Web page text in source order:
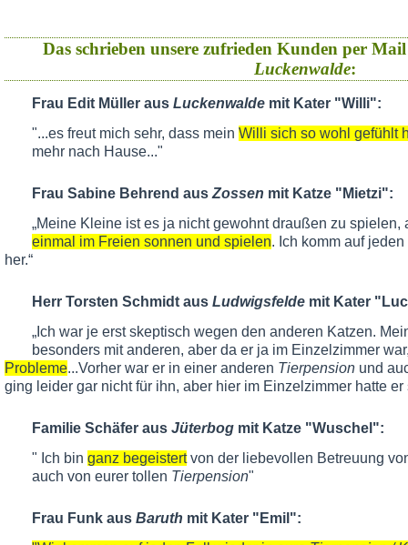
Das schrieben unsere zufrieden Kunden per
Luckenwalde:
Frau Edit Müller aus Luckenwalde mit Kater "Willi":
"...es freut mich sehr, dass mein Willi sich so wohl gefühlt
mehr nach Hause..."
Frau Sabine Behrend aus Zossen mit Katze "Mietzi":
„Meine Kleine ist es ja nicht gewohnt draußen zu spielen,
einmal im Freien sonnen und spielen. Ich komm auf
her.“
Herr Torsten Schmidt aus Ludwigsfelde mit Kater
„Ich war je erst skeptisch wegen den anderen Katzen.
besonders mit anderen, aber da er ja im Einzelzimmer
Probleme...Vorher war er in einer anderen Tierpension und
ging leider gar nicht für ihn, aber hier im Einzelzimmer hatte er
Familie Schäfer aus Jüterbog mit Katze "Wuschel":
" Ich bin ganz begeistertvon der liebevollen Betreuung
auch von eurer tollen Tierpension"
Frau Funk aus Baruth mit Kater "Emil":